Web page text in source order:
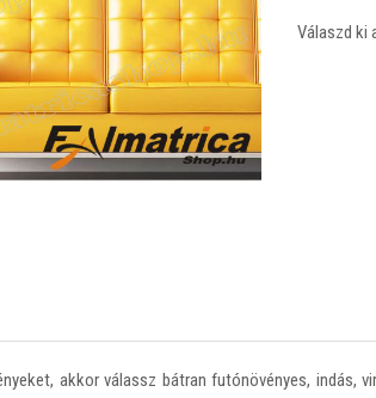
Válaszd ki
akkor válassz bátran futónövényes,